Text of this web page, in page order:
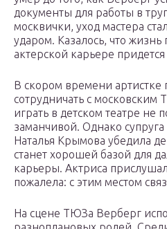
документы для работы в
москвички, уход мастера
ударом. Казалось, что жизнь
актерской карьере придется
В скором времени артистке
сотрудничать с
играть в детском театре не
заманчивой. Однако
Наталья Крымова убедила
станет хорошей базой для
карьеры. Актриса
пожалела: с этим местом
На сцене ТЮЗа Верберг